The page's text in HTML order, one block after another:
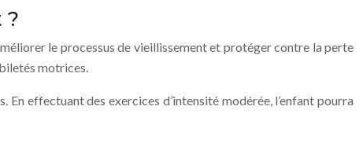
?
le processus de vieillissement et protéger contre la perte
motrices.
En effectuant des exercices d’intensité modérée, l’enfant pourra